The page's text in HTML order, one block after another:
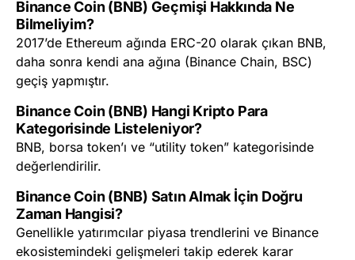
Binance Coin (BNB) Geçmişi Hakkında Ne
Bilmeliyim?
2017’de Ethereum ağında ERC-20 olarak çıkan BNB,
daha sonra kendi ana ağına (Binance Chain, BSC)
geçiş yapmıştır.
Binance Coin (BNB) Hangi Kripto Para
Kategorisinde Listeleniyor?
BNB, borsa token’ı ve “utility token” kategorisinde
değerlendirilir.
Binance Coin (BNB) Satın Almak İçin Doğru
Zaman Hangisi?
Genellikle yatırımcılar piyasa trendlerini ve Binance
ekosistemindeki gelişmeleri takip ederek karar